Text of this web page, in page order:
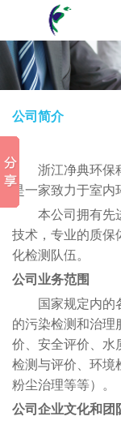
公司简介
浙江净典环保科
是一家致力于室
本公司拥有先进
技术，专业的质保
化检测队伍。
公司业务范围
国家规定内的各
的污染检测和治理
价、安全评价、水
检测与评价、环境
粉尘治理等等）。
公司企业文化和团